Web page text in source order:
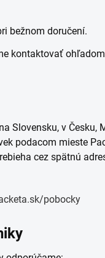
bežnom doručení.
kontaktovať
Slovensku, v Česku,
podacom mieste
cez spätnú
pobocky